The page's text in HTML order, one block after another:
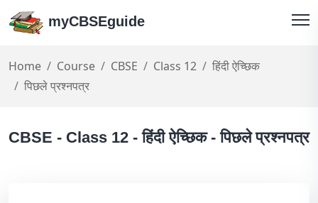
myCBSEguide
Home Course CBSE Class 12
हिंदी ऐच्छिक
पिछले प्रश्नपत्र
CBSE - Class 12 - हिंदी ऐच्छिक - पिछले प्रश्नपत्र